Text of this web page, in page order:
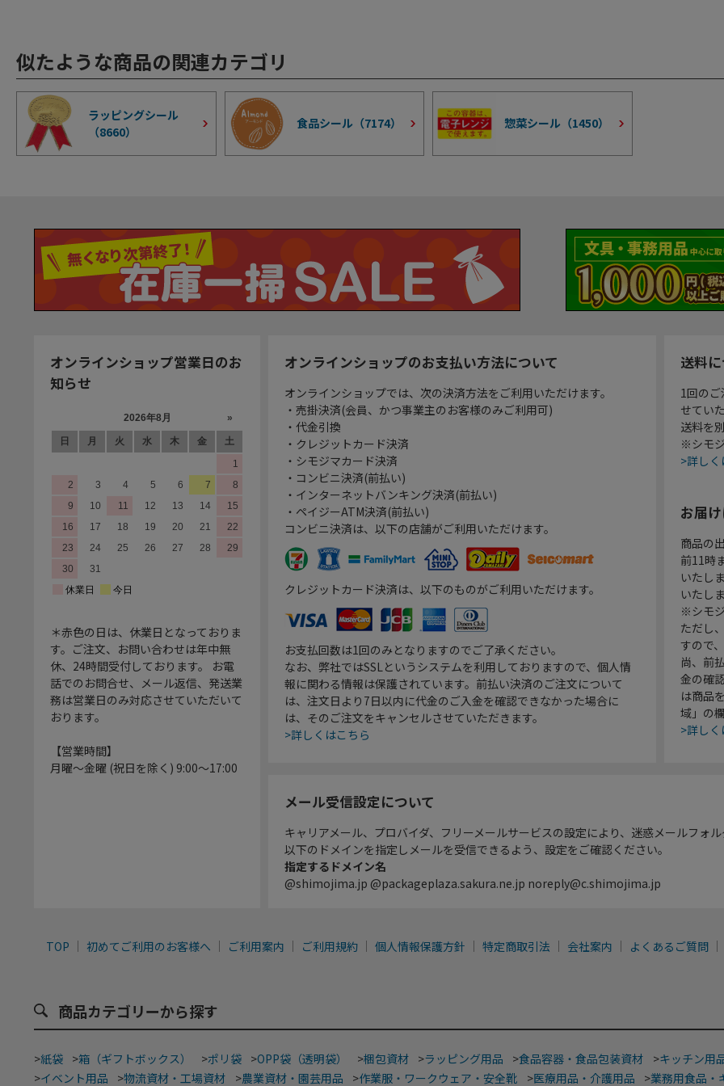
似たような商品の関連カテゴリ
ラッピングシール
（8660）
食品シール（7174） 惣菜シール（1450）
オンラインショップ営業日のお
知らせ
＊赤色の日は、休業日となっておりま
す。ご注文、お問い合わせは年中無
休、24時間受付しております。 お電
話でのお問合せ、メール返信、発送業
務は営業日のみ対応させていただいて
おります。
【営業時間】
月曜～金曜 (祝日を除く) 9:00～17:00
オンラインショップのお支払い方法について
オンラインショップでは、次の決済方法をご利用いただけます。
・売掛決済(会員、かつ事業主のお客様のみご利用可)
・代金引換
・クレジットカード決済
・シモジマカード決済
・コンビニ決済(前払い)
・インターネットバンキング決済(前払い)
・ペイジーATM決済(前払い)
コンビニ決済は、以下の店舗がご利用いただけます。
クレジットカード決済は、以下のものがご利用いただけます。
お支払回数は1回のみとなりますのでご了承ください。
なお、弊社ではSSLというシステムを利用しておりますので、個人情
報に関わる情報は保護されています。前払い決済のご注文について
は、注文日より7日以内に代金のご入金を確認できなかった場合に
は、そのご注文をキャンセルさせていただきます。
>詳しくはこちら
送料
1回の
せてい
送料を
※シモ
>詳し
お届
商品の
前11時
いたし
いたし
※シモ
ただし
すので
尚、前
金の確
は商品
域」の
>詳し
メール受信設定について
キャリアメール、プロバイダ、フリーメールサービスの設定により、迷惑メールフォ
以下のドメインを指定しメールを受信できるよう、設定をご確認ください。
指定するドメイン名
@shimojima.jp @packageplaza.sakura.ne.jp noreply@c.shimojima.jp
TOP 初めてご利用のお客様へ ご利用案内 ご利用規約 個人情報保護方針 特定商取引法 会社案内 よくあるご質問
商品カテゴリーから探す
>紙袋 >箱（ギフトボックス） >ポリ袋 >OPP袋（透明袋） >梱包資材 >ラッピング用品 >食品容器・食品包装資材 >キッチン用
>イベント用品 >物流資材・工場資材 >農業資材・園芸用品 >作業服・ワークウェア・安全靴 >医療用品・介護用品 >業務用食品・